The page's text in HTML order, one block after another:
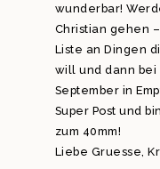
wunderbar!
Christian gehen
Liste an Dingen
will und dann bei
September in
Super Post und
zum 40mm!
Liebe Gruesse,